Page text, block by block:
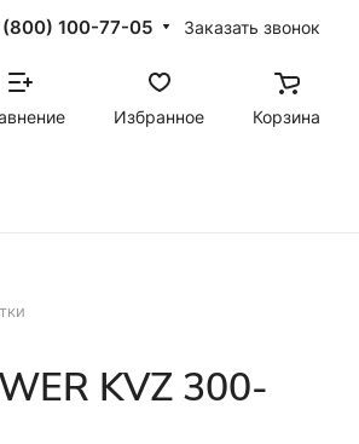
(800) 100-77-05 Заказать звонок
Избранное Корзина
KVZ 300-